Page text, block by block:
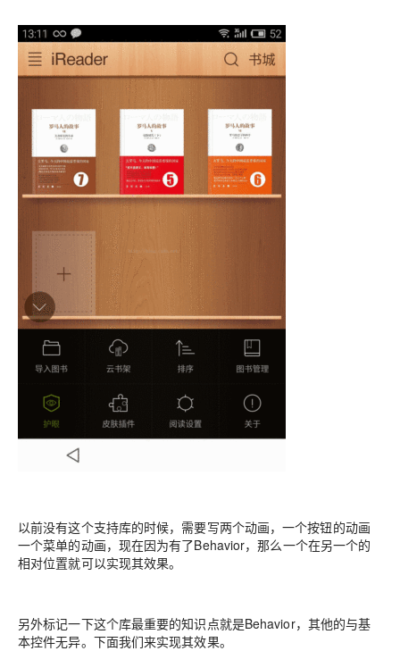
以前没有这个支持库的时候，需要写两个动画，一个按钮的动画
一个菜单的动画，现在因为有了Behavior，那么一个在另一个的
相对位置就可以实现其效果。
另外标记一下这个库最重要的知识点就是Behavior，其他的与基
本控件无异。下面我们来实现其效果。